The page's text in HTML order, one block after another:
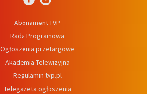
Abonament TVP
Rada Programowa
Ogłoszenia przetargowe
Akademia Telewizyjna
Regulamin tvp.pl
Telegazeta ogłoszenia